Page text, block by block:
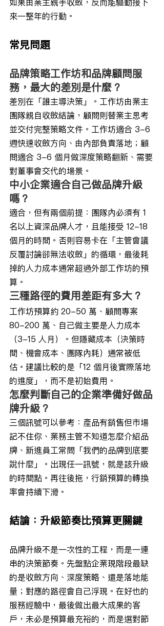
來一整年的行動。
常見問題
品牌策略工作坊和品牌顧問服
務，最大的差別是什麼？
差別在「誰主導決策」。工作坊由業主
團隊親自收斂結論，顧問則替業主思考
並交付完整策略文件。工作坊適合 3-6
週快速收斂方向、由內部負責落地；顧
問適合 3-6 個月做深度策略翻新、需要
對董事會交代的場景。
中小企業適合自己做品牌升級
嗎？
適合，但有兩個前提：團隊內必須有 1
名以上資深品牌人才，且能接受 12-18
個月的時間。否則容易卡在「主管會議
反覆討論卻無法收斂」的循環，最後耗
掉的人力成本通常超過外部工作坊的預
算。
三種路徑的費用差距有多大？
工作坊預算約 20-50 萬、顧問專案
80-200 萬、自己做主要是人力成本
（3-15 人月）。但隱藏成本（決策時
間、機會成本、團隊內耗）通常被低
估。建議比較的是「12 個月後實際落地
的進度」，而不是初始費用。
怎麼判斷自己的企業準備好做品
牌升級？
三個訊號可以參考：產品有銷售但市場
記不住你、業務主管不知道怎麼介紹品
牌、新進員工常問「我們的品牌到底要
說什麼」。出現任一訊號，就是該升級
的時間點。再往後拖，行銷預算的轉換
率會持續下滑。
結論：升級節奏比預算更關鍵
品牌升級不是一次性的工程，而是一連
串的決策節奏。先盤點企業現階段最缺
的是收斂方向、深度策略、還是落地能
量；對應的路徑會自己浮現。在好也的
服務經驗中，最後做出最大成果的客
戶，未必是預算最充裕的，而是選對節